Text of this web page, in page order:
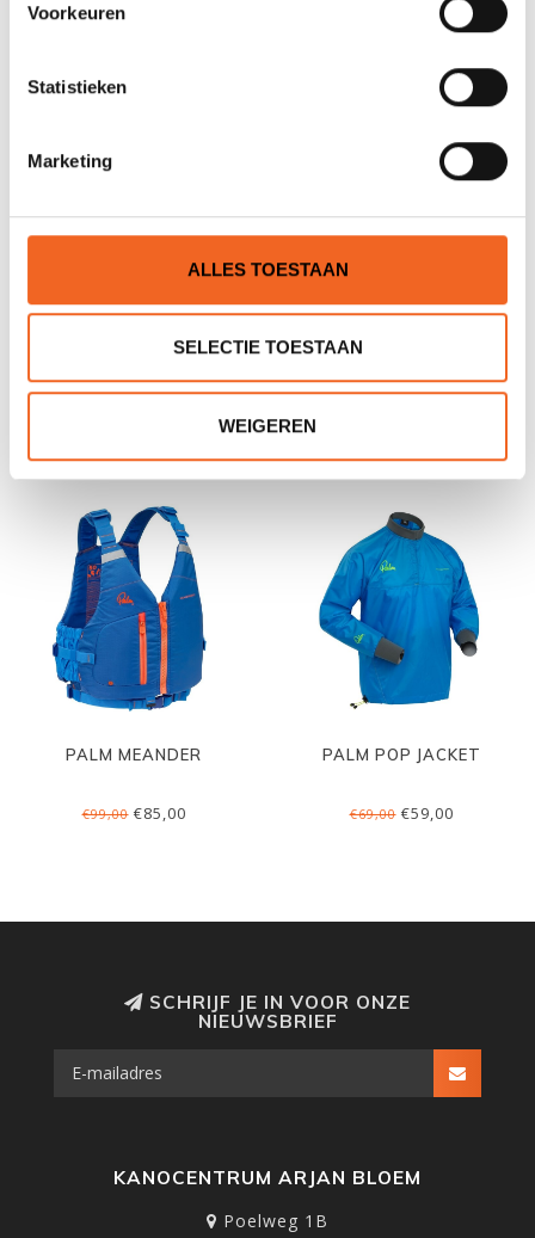
Voorkeuren
Statistieken
Marketing
ALLES TOESTAAN
SELECTIE TOESTAAN
WEIGEREN
GERELATEERDE PRODUCTEN
PALM REC. UNIVERSAL
JUNIOR
PALM SOLO VEST
PALM MEANDER
€99,00€85,00
PALM POP JACKET
€69,00€59,00
SCHRIJF JE IN VOOR ONZE
NIEUWSBRIEF
KANOCENTRUM ARJAN BLOEM
Poelweg 1B